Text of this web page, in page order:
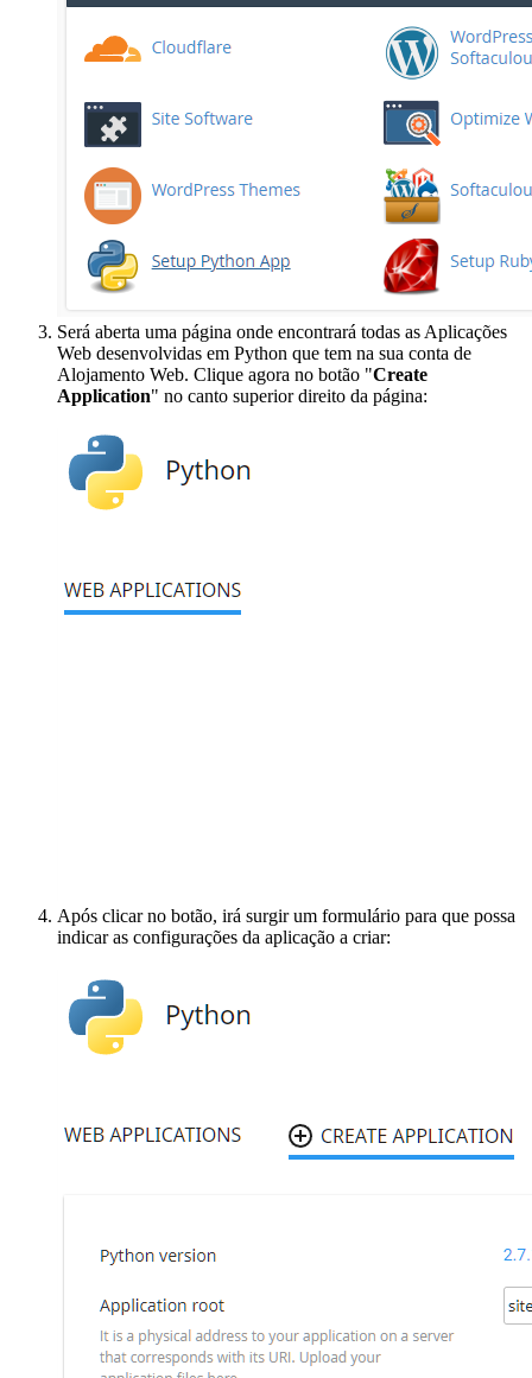
Será aberta uma página onde encontrará todas as Aplicações
Web desenvolvidas em Python que tem na sua conta de
Alojamento Web. Clique agora no botão "Create
Application" no canto superior direito da página:
Após clicar no botão, irá surgir um formulário para que possa
indicar as configurações da aplicação a criar: